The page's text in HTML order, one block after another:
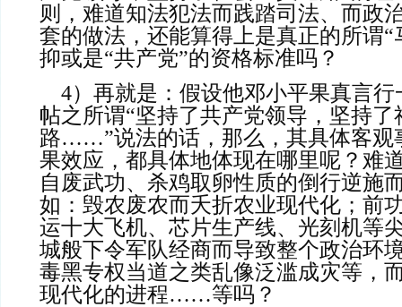
则，难道知法犯法而践踏司法、而政
套的做法，还能算得上是真正的所谓“
抑或是“共产党”的资格标准吗？
帖之所谓“坚持了共产党领导，坚持了
路……”说法的话，那么，其具体客观
果效应，都具体地体现在哪里呢？难
自废武功、杀鸡取卵性质的倒行逆施
如：毁农废农而夭折农业现代化；前
运十大飞机、芯片生产线、光刻机等
城般下令军队经商而导致整个政治环
毒黑专权当道之类乱像泛滥成灾等，
现代化的进程……等吗？